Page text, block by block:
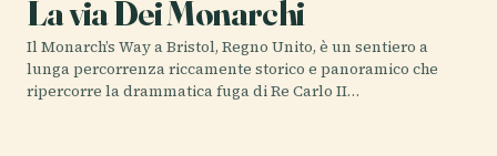
La via Dei Monarchi
Il Monarch’s Way a Bristol, Regno Unito, è un sentiero a
lunga percorrenza riccamente storico e panoramico che
ripercorre la drammatica fuga di Re Carlo II…